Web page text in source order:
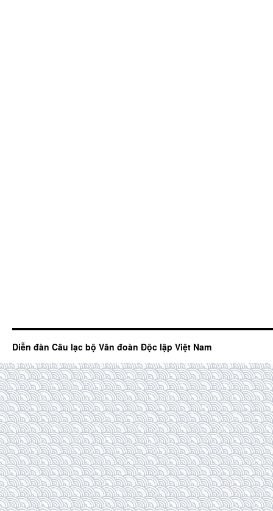
Diễn đàn Câu lạc bộ Văn đoàn Độc lập Việt Nam